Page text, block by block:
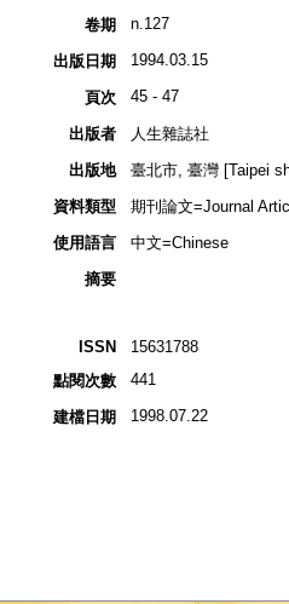
卷期
n.127
出版日期 1994.03.15
頁次 45 - 47
出版者
人生雜誌社
出版地
臺北市, 臺灣 [Taipei
資料類型
期刊論文=Journal
使用語言
中文=Chinese
摘要
ISSN
15631788
點閱次數
441
建檔日期 1998.07.22